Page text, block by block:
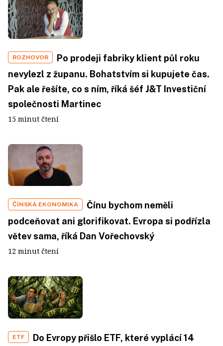
ROZHOVOR
Po prodeji fabriky klient půl roku
nevylezl z županu. Bohatstvím si kupujete čas.
Pak ale řešíte, co s ním, říká šéf J&T Investiční
společnosti Martinec
15 minut čtení
ČÍNSKÁ EKONOMIKA
Čínu bychom neměli
podceňovat ani glorifikovat. Evropa si podřízla
větev sama, říká Dan Vořechovský
12 minut čtení
ETF
Do Evropy přišlo ETF, které vyplácí 14